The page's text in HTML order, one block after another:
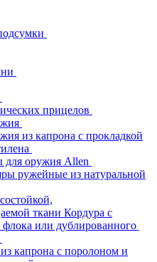
прицелов
из капрона с прокладкой
для оружия Allen
ружейные из натуральной
ткани Кордура с
флока или дублированного
капрона с поролоном и